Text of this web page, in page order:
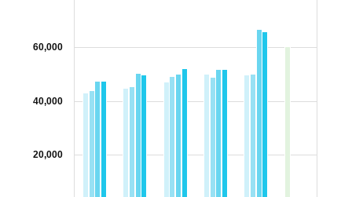
20,000
40,000
60,000